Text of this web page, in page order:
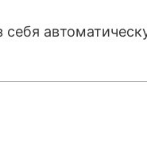
себя